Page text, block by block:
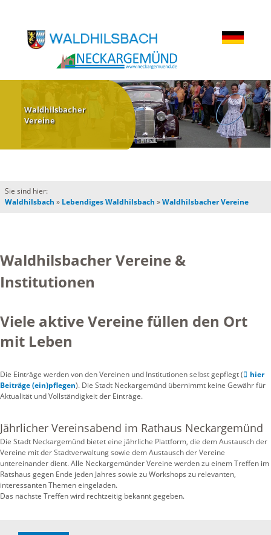
Waldhilsbacher
Vereine
Sie sind hier:
Waldhilsbach » Lebendiges Waldhilsbach »Waldhilsbacher Vereine
Waldhilsbacher Vereine &
Institutionen
Viele aktive Vereine füllen den Ort
mit Leben
Die Einträge werden von den Vereinen und Institutionen selbst gepflegt (
hier
Beiträge (ein)pflegen). Die Stadt Neckargemünd übernimmt keine Gewähr für
Aktualität und Vollständigkeit der Einträge.
Jährlicher Vereinsabend im Rathaus Neckargemünd
Die Stadt Neckargemünd bietet eine jährliche Plattform, die dem Austausch der
Vereine mit der Stadtverwaltung sowie dem Austausch der Vereine
untereinander dient. Alle Neckargemünder Vereine werden zu einem Treffen im
Ratshaus gegen Ende jeden Jahres sowie zu Workshops zu relevanten,
interessanten Themen eingeladen.
Das nächste Treffen wird rechtzeitig bekannt gegeben.